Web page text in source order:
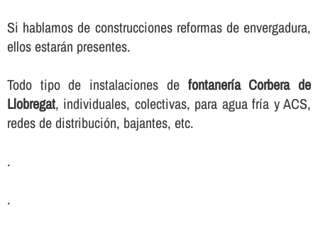
Si hablamos de construcciones reformas de envergadura,
ellos estarán presentes.
Todo tipo de instalaciones de fontanerí­a Corbera de
Llobregat, individuales, colectivas, para agua frí­a y ACS,
redes de distribución, bajantes, etc.
.
.